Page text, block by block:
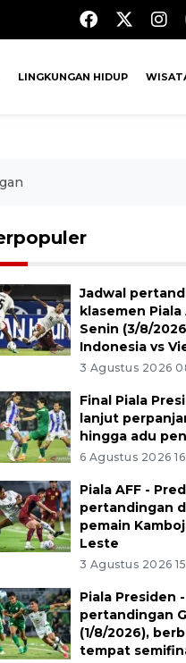
LINGKUNGAN HIDUP
Jadwal
klasemen Piala
Senin (3/8/
Indonesia vs
3 Agustus 2026
Final Piala
lanjut
hingga adu
6 Agustus 2026
Piala AFF -
pertandingan
pemain
Leste
3 Agustus 2026
Piala Presiden
pertandingan
(1/8/2026),
tempat